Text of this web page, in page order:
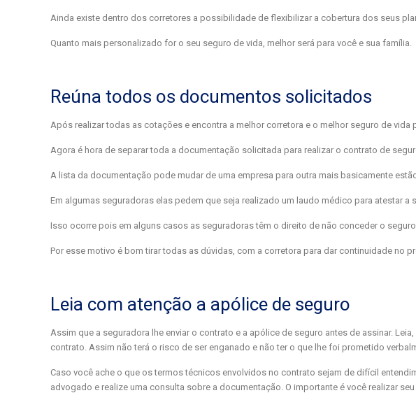
Ainda existe dentro dos corretores a possibilidade de flexibilizar a cobertura dos seus
Quanto mais personalizado for o seu seguro de vida, melhor será para você e sua família.
Reúna todos os documentos solicitados
Após realizar todas as cotações e encontra a melhor corretora e o melhor seguro de vida
Agora é hora de separar toda a documentação solicitada para realizar o contrato de
A lista da documentação pode mudar de uma empresa para outra mais basicamente
Em algumas seguradoras elas pedem que seja realizado um laudo médico para atestar a
Isso ocorre pois em alguns casos as seguradoras têm o direito de não conceder o
Por esse motivo é bom tirar todas as dúvidas, com a corretora para dar continuidade no
Leia com atenção a apólice de seguro
Assim que a seguradora lhe enviar o contrato e a apólice de seguro antes de assinar.
contrato. Assim não terá o risco de ser enganado e não ter o que lhe foi prometido
Caso você ache o que os termos técnicos envolvidos no contrato sejam de difícil
advogado e realize uma consulta sobre a documentação. O importante é você realizar